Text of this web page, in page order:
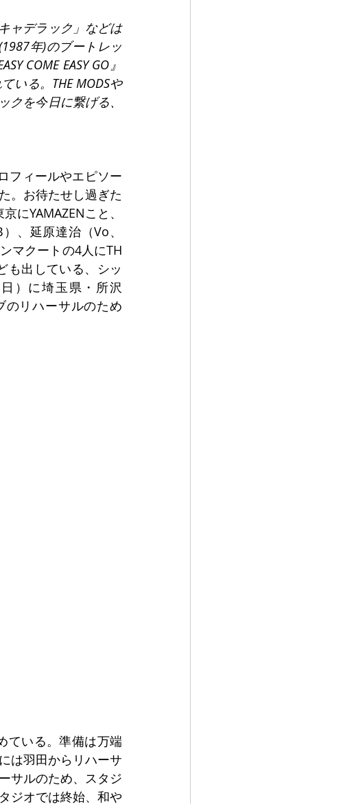
ャデラック」などは
年)のブートレッ
COME EASY GO』
いる。THE MODSや
クを今日に繋げる、
フィールやエピソー
。お待たせし過ぎた
にYAMAZENこと、
、延原達治（Vo、
マクートの4人にTH
も出している、シッ
）に埼玉県・所沢
のリハーサルのため
ている。準備は万端
は羽田からリハーサ
サルのため、スタジ
ジオでは終始、和や